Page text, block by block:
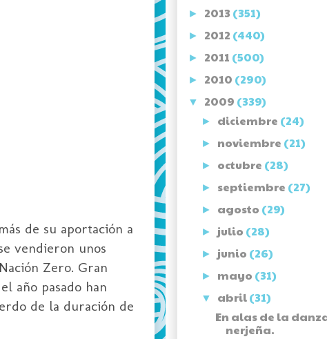
de su aportación a
vendieron unos
Zero. Gran
el año pasado han
de la duración de
► 2013 (351)
► 2012 (440)
► 2011 (500)
► 2010 (290)
▼ 2009 (339)
► diciembre (24)
► noviembre (21)
► octubre (28)
► septiembre (27)
► agosto (29)
► julio (28)
► junio (26)
► mayo (31)
▼ abril(31)
En alas de la
nerjeña.